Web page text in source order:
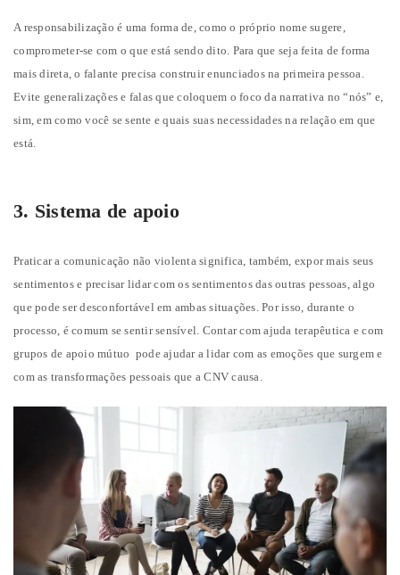
A responsabilização é uma forma de, como o próprio nome sugere,
comprometer-se com o que está sendo dito. Para que seja feita de forma
mais direta, o falante precisa construir enunciados na primeira pessoa.
Evite generalizações e falas que coloquem o foco da narrativa no “nós” e,
sim, em como você se sente e quais suas necessidades na relação em que
está.
3. Sistema de apoio
Praticar a comunicação não violenta significa, também, expor mais seus
sentimentos e precisar lidar com os sentimentos das outras pessoas, algo
que pode ser desconfortável em ambas situações. Por isso, durante o
processo, é comum se sentir sensível. Contar com ajuda terapêutica e com
grupos de apoio mútuo pode ajudar a lidar com as emoções que surgem e
com as transformações pessoais que a CNV causa.